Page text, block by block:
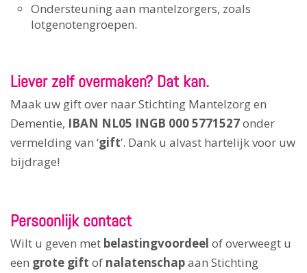
Ondersteuning aan mantelzorgers, zoals
lotgenotengroepen.
Liever zelf overmaken? Dat kan.
Maak uw gift over naar Stichting Mantelzorg en
Dementie, IBAN NL05 INGB 000 5771527onder
vermelding van ‘gift’. Dank u alvast hartelijk voor uw
bijdrage!
Persoonlijk contact
Wilt u geven met belastingvoordeel of overweegt u
een grote gift of nalatenschapaan Stichting